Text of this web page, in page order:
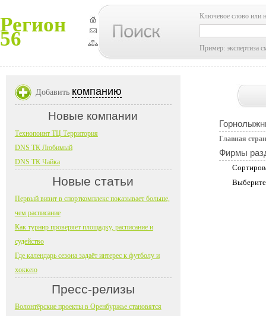
Регион
56
Ключевое слово или
Пример: экспертиза
Главная
Фирмы
Добавить компанию
Новые компании
Технопоинт ТЦ Территория
DNS ТК Любимый
DNS ТК Чайка
Новые статьи
Первый визит в спорткомплекс показывает больше,
чем расписание
Как турнир проверяет площадку, расписание и
судейство
Где календарь сезона задаёт интерес к футболу и
хоккею
Пресс-релизы
Волонтёрские проекты в Оренбуржье становятся